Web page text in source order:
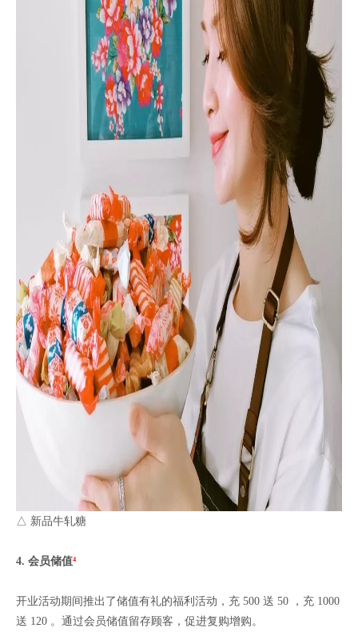
△ 新品牛轧糖
4. 会员储值⁴
开业活动期间推出了储值有礼的福利活动，充 500 送 50 ，充 1000
送 120 。通过会员储值留存顾客，促进复购增购。